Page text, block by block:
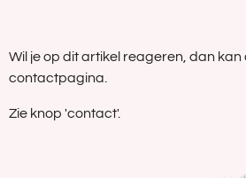
Wil je op dit artikel reageren, dan kan
contactpagina.
Zie knop 'contact'.